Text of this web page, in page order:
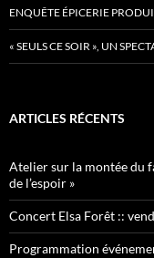
ENQUÊTE ÉPICERIE
« SEULS CE SOIR », UN
ARTICLES RÉCENTS
Atelier sur la montée du
de l’espoir »
Concert Elsa Forêt ::
Programmation